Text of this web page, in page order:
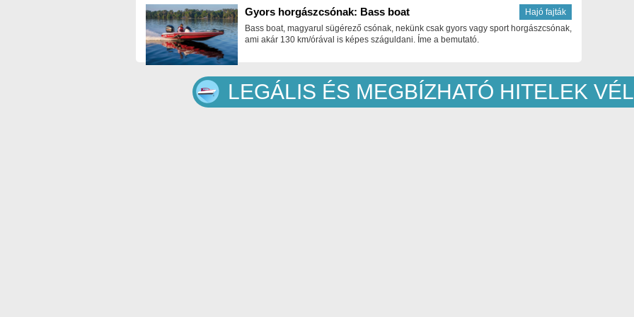
Hajó fajták
Gyors horgászcsónak: Bass boat
Bass boat, magyarul sügérező csónak, nekünk csak gyors vagy sport horgászcsónak,
ami akár 130 km/órával is képes száguldani. Íme a bemutató.
LEGÁLIS ÉS MEGBÍZHATÓ HITELEK